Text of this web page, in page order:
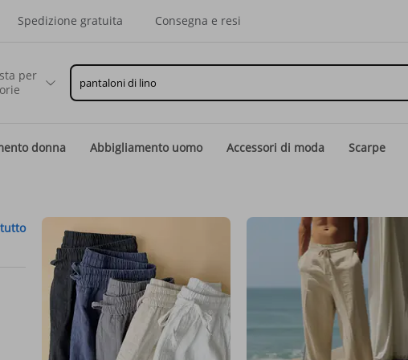
Spedizione gratuita Consegna e resi
per
donna Abbigliamento uomo Accessori di moda Scarpe